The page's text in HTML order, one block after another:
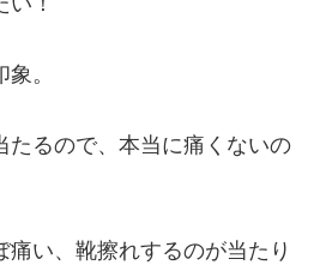
！
。
たるので、本当に痛くないの
痛い、靴擦れするのが当たり